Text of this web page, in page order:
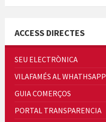
Quintà Culroja
ACCESS DIRECTES
SEU ELECTRÒNICA
VILAFAMÉS AL WHATHSAPP
GUIA COMERÇOS
PORTAL TRANSPARENCIA